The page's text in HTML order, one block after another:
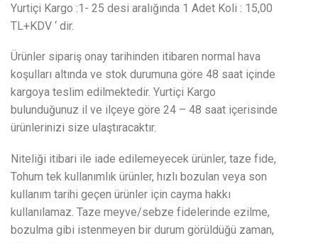
Yurtiçi Kargo :1- 25 desi aralığında 1 Adet Koli : 15,00
TL+KDV ‘ dir.
Ürünler sipariş onay tarihinden itibaren normal hava
koşulları altında ve stok durumuna göre 48 saat içinde
kargoya teslim edilmektedir. Yurtiçi Kargo
bulunduğunuz il ve ilçeye göre 24 – 48 saat içerisinde
ürünlerinizi size ulaştıracaktır.
Niteliği itibari ile iade edilemeyecek ürünler, taze fide,
Tohum tek kullanımlık ürünler, hızlı bozulan veya son
kullanım tarihi geçen ürünler için cayma hakkı
kullanılamaz. Taze meyve/sebze fidelerinde ezilme,
bozulma gibi istenmeyen bir durum görüldüğü zaman,